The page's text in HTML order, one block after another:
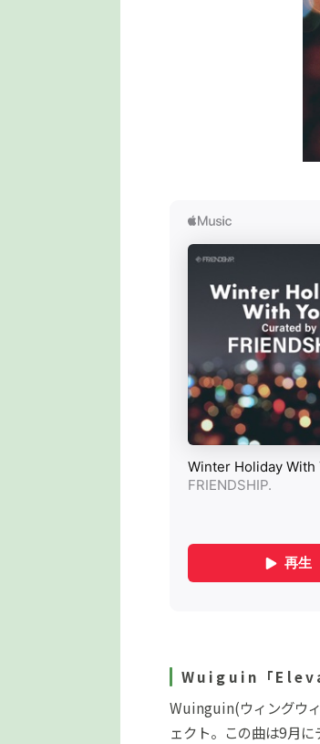
Wuiguin「
Wuinguin(ウィングウ
ェクト。この曲は9月